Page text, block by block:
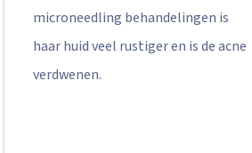
microneedling behandelingen is
haar huid veel rustiger en is de acne
verdwenen.